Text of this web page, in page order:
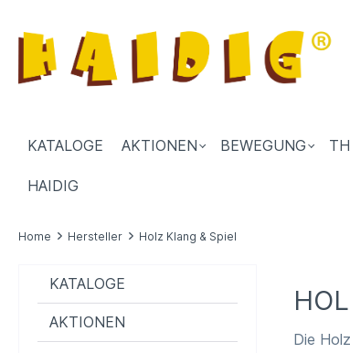
KATALOGE AKTIONEN BEWEGUNG
HAIDIG
Home Hersteller Holz Klang & Spiel
KATALOGE
AKTIONEN
Die